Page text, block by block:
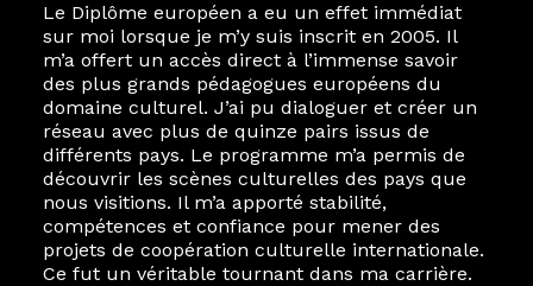
Le Diplôme européen a eu un effet immédiat
sur moi lorsque je m’y suis inscrit en 2005. Il
m’a offert un accès direct à l’immense savoir
des plus grands pédagogues européens du
domaine culturel. J’ai pu dialoguer et créer un
réseau avec plus de quinze pairs issus de
différents pays. Le programme m’a permis de
découvrir les scènes culturelles des pays que
nous visitions. Il m’a apporté stabilité,
compétences et confiance pour mener des
projets de coopération culturelle internationale.
Ce fut un véritable tournant dans ma carrière.